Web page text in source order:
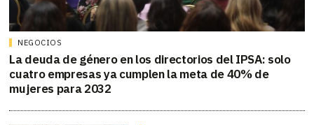
NEGOCIOS
La deuda de género en los directorios del IPSA: solo
cuatro empresas ya cumplen la meta de 40% de
mujeres para 2032